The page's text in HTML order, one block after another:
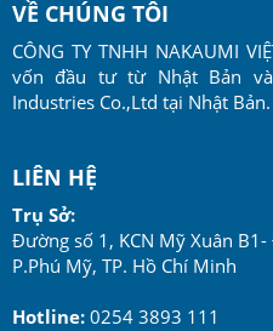
VỀ CHÚNG TÔI
CÔNG TY TNHH NAKAUMI
vốn đầu tư từ Nhật Bản
Industries Co.,Ltd tại Nhật Bản.
LIÊN HỆ
Trụ Sở:
Đường số 1, KCN Mỹ Xuân
P.Phú Mỹ, TP. Hồ Chí Minh
Hotline: 0254 3893 111